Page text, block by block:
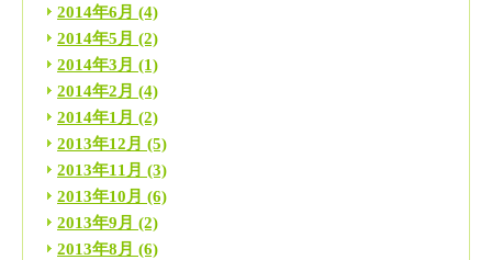
2014年6月 (4)
2014年5月 (2)
2014年3月 (1)
2014年2月 (4)
2014年1月 (2)
2013年12月 (5)
2013年11月 (3)
2013年10月 (6)
2013年9月 (2)
2013年8月 (6)